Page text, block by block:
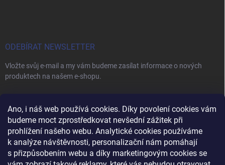
Ano, i náš web používá cookies. Díky povolení cookies vám
budeme moct zprostředkovat nevšední zážitek při
prohlížení našeho webu. Analytické cookies používáme
k analýze návštěvnosti, personalizační nám pomáhají
s přizpůsobením webu a díky marketingovým cookies se
ODEBÍRAT NEWSLETTER
Vložte svůj e-mail a my vám budeme zasílat informace o nových
produktech na našem e-shopu.
E-MAIL
Vložením e-mailu souhlasíte spodmínkami ochrany osobních údajů